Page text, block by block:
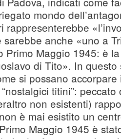
mondo
rappresenterebbe
sarebbe anche «uno a
Primo Maggio 1945: è
di Tito». In
si possano
“nostalgici titini”:
non esistenti)
è mai esistito un
Maggio 1945 è